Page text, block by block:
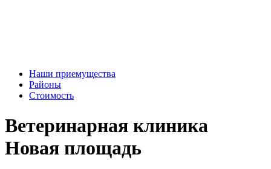
Наши приемущества
Районы
Стоимость
Ветеринарная клиника
Новая площадь